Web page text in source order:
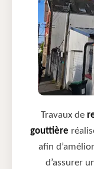
Travaux de
gouttière
afin
d’assurer